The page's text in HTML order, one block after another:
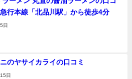
行本線「北品川駅」から徒歩4分
日
のヤサイカライの口コミ
日